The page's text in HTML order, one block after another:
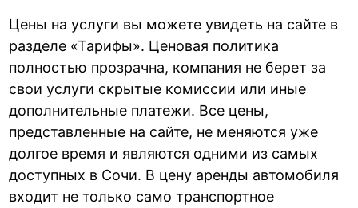
Цены на услуги вы можете увидеть на сайте в
разделе «Тарифы». Ценовая политика
полностью прозрачна, компания не берет за
свои услуги скрытые комиссии или иные
дополнительные платежи. Все цены,
представленные на сайте, не меняются уже
долгое время и являются одними из самых
доступных в Сочи. В цену аренды автомобиля
входит не только само транспортное